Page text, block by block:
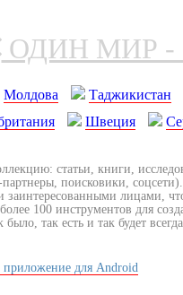
ОДИН МИР -
Молдова Таджикистан
Швеция
статьи, книги,
поисковики,
лицами,
100 инструментов для
так есть и так будет всегда.
приложение для Android